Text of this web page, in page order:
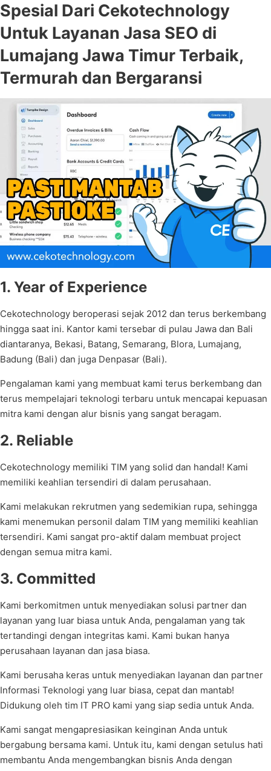
Spesial Dari Cekotechnology
Untuk Layanan Jasa SEO di
Lumajang Jawa Timur Terbaik,
Termurah dan Bergaransi
1. Year of Experience
Cekotechnology beroperasi sejak 2012 dan terus berkembang
hingga saat ini. Kantor kami tersebar di pulau Jawa dan Bali
diantaranya, Bekasi, Batang, Semarang, Blora, Lumajang,
Badung (Bali) dan juga Denpasar (Bali).
Pengalaman kami yang membuat kami terus berkembang dan
terus mempelajari teknologi terbaru untuk mencapai kepuasan
mitra kami dengan alur bisnis yang sangat beragam.
2. Reliable
Cekotechnology memiliki TIM yang solid dan handal! Kami
memiliki keahlian tersendiri di dalam perusahaan.
Kami melakukan rekrutmen yang sedemikian rupa, sehingga
kami menemukan personil dalam TIM yang memiliki keahlian
tersendiri. Kami sangat pro-aktif dalam membuat project
dengan semua mitra kami.
3. Committed
Kami berkomitmen untuk menyediakan solusi partner dan
layanan yang luar biasa untuk Anda, pengalaman yang tak
tertandingi dengan integritas kami. Kami bukan hanya
perusahaan layanan dan jasa biasa.
Kami berusaha keras untuk menyediakan layanan dan partner
Informasi Teknologi yang luar biasa, cepat dan mantab!
Didukung oleh tim IT PRO kami yang siap sedia untuk Anda.
Kami sangat mengapresiasikan keinginan Anda untuk
bergabung bersama kami. Untuk itu, kami dengan setulus hati
membantu Anda mengembangkan bisnis Anda dengan